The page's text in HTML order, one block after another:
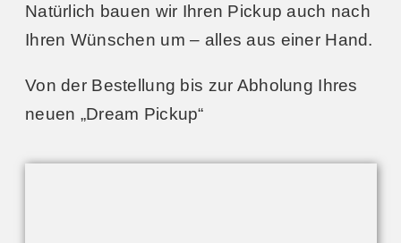
Natürlich bauen wir Ihren Pickup auch nach
Ihren Wünschen um – alles aus einer Hand.
Von der Bestellung bis zur Abholung Ihres
neuen „Dream Pickup“